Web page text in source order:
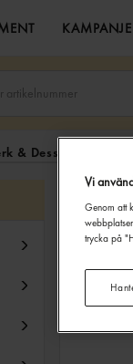
& Dessert
Vi
Genom att
trycka på